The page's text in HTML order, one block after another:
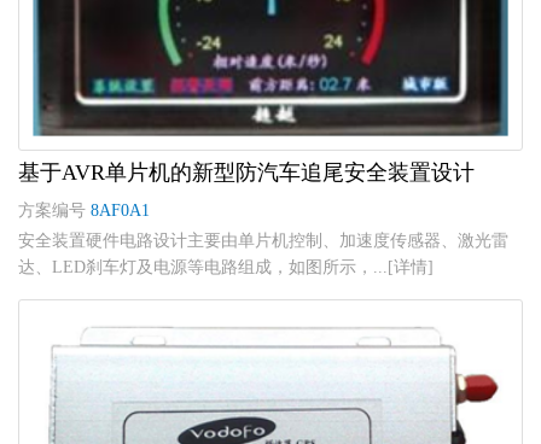
基于AVR单片机的新型防汽车追尾安全装置设计
方案编号 8AF0A1
安全装置硬件电路设计主要由单片机控制、加速度传感器、激光雷
达、LED刹车灯及电源等电路组成，如图所示，...[详情]